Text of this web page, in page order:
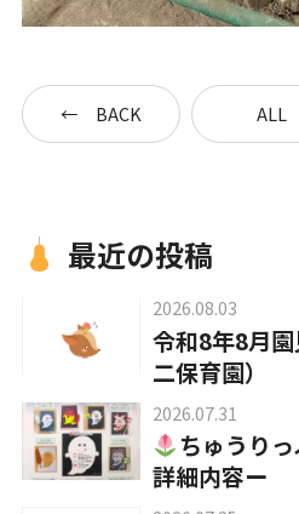
草深こじか
草深こじか第
入園につ
草深こじか
（幼保連携型認
BACK ALL
最近の投稿
2026.08.03
令和8年8月
二保育園）
2026.07.31
ちゅうり
詳細内容ー